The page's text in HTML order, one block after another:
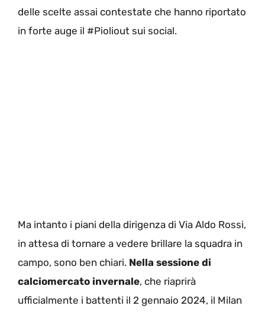
delle scelte assai contestate che hanno riportato
in forte auge il #Pioliout sui social.
Ma intanto i piani della dirigenza di Via Aldo Rossi,
in attesa di tornare a vedere brillare la squadra in
campo, sono ben chiari. Nella sessione di
calciomercato invernale, che riaprirà
ufficialmente i battenti il 2 gennaio 2024, il Milan